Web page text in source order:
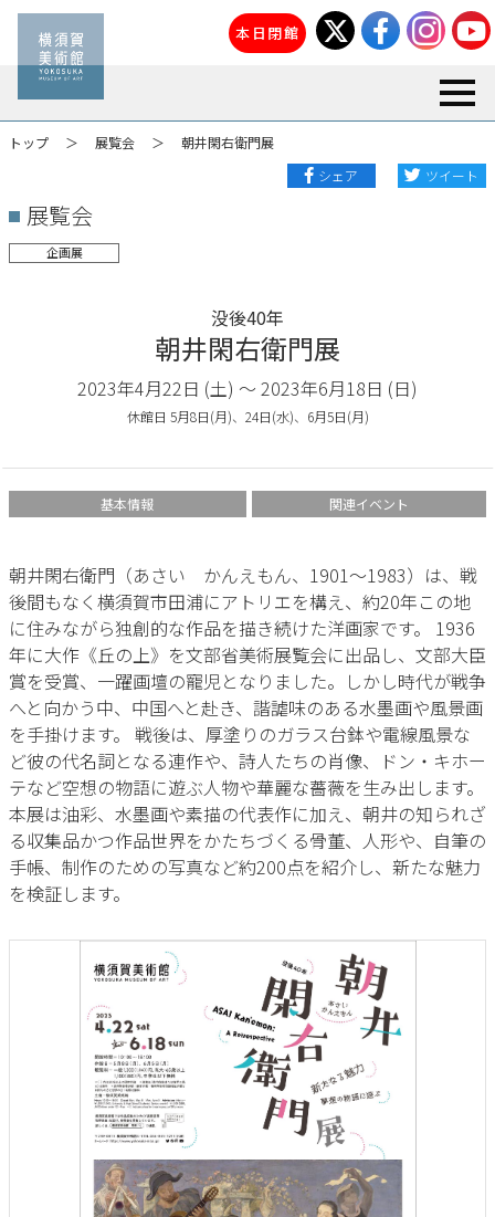
本日閉館
トップ 展覧会
朝井閑右衛門展
シェア
ツイート
展覧会
企画展
没後40年
朝井閑右衛門展
2023年4月22日 (土) 〜 2023年6月18日 (日)
休館日 5月8日(月)、24日(水)、6月5日(月)
基本情報 関連イベント
朝井閑右衛門（あさい かんえもん、1901～1983）は、戦
後間もなく横須賀市田浦にアトリエを構え、約20年この地
に住みながら独創的な作品を描き続けた洋画家です。 1936
年に大作《丘の上》を文部省美術展覧会に出品し、文部大臣
賞を受賞、一躍画壇の寵児となりました。しかし時代が戦争
へと向かう中、中国へと赴き、諧謔味のある水墨画や風景画
を手掛けます。 戦後は、厚塗りのガラス台鉢や電線風景な
ど彼の代名詞となる連作や、詩人たちの肖像、ドン・キホー
テなど空想の物語に遊ぶ人物や華麗な薔薇を生み出します。
本展は油彩、水墨画や素描の代表作に加え、朝井の知られざ
る収集品かつ作品世界をかたちづくる骨董、人形や、自筆の
手帳、制作のための写真など約200点を紹介し、新たな魅力
を検証します。